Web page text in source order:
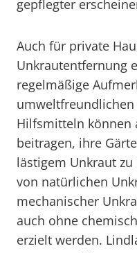
gepflegter
Auch für private
Unkrautentfernung
regelmäßige
Hilfsmitteln können
beitragen, ihre
lästigem Unkraut
von natürlichen
mechanischer
auch ohne
erzielt werden.